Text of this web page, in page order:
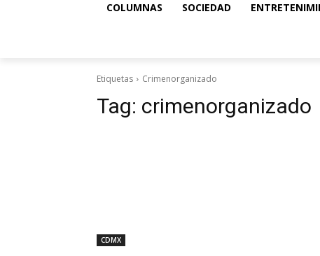
COLUMNAS SOCIEDAD
Etiquetas Crimenorganizado
Tag: crimenorganizado
CDMX